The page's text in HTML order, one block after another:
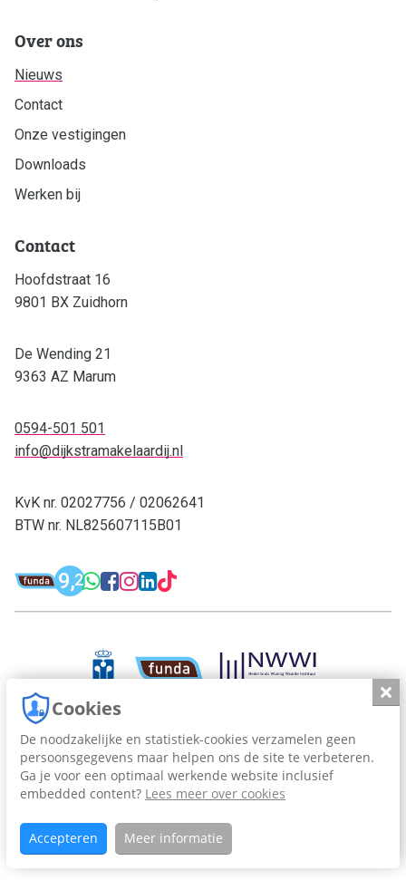
Over ons
Nieuws
Contact
Onze vestigingen
Downloads
Werken bij
Contact
Hoofdstraat 16
9801 BX Zuidhorn
De Wending 21
9363 AZ Marum
0594-501 501
info@dijkstramakelaardij.nl
KvK nr. 02027756 / 02062641
BTW nr. NL825607115B01
Funda: Dijkstra Makelaardij & Financieel
Dijkstra Makelaardij & Financieel
9,2 WhatsApp: 0594-501 501
Facebook: Dijkstra
Instagram:
LinkedIn:
TikTok: Dijkstra
Dijkstra Makelaardij en Financieel Advies, sinds 1963.
Privacy
Realisatie: The Publishing Factory
Cookies
De noodzakelijke en statistiek-cookies verzamelen geen
persoonsgegevens maar helpen ons de site te verbeteren.
Ga je voor een optimaal werkende website inclusief
embedded content? Lees meer over cookies
Accepteren Meer informatie